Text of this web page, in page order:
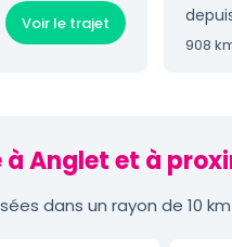
Voir le trajet
908
Anglet et à
dans un rayon de 10